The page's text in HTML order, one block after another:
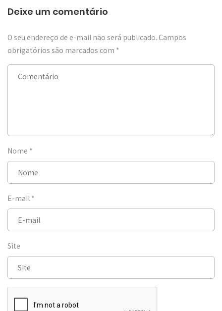
Deixe um comentário
O seu endereço de e-mail não será publicado. Campos
obrigatórios são marcados com *
Nome *
E-mail *
Site